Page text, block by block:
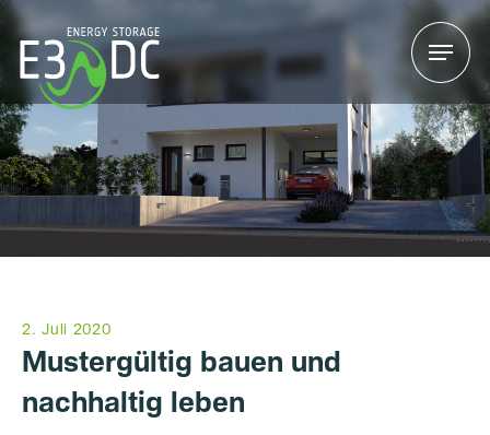
Menu
Menu
2. Juli 2020
Mustergültig bauen und
nachhaltig leben